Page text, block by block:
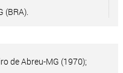
(BRA).
de Abreu-MG (1970);